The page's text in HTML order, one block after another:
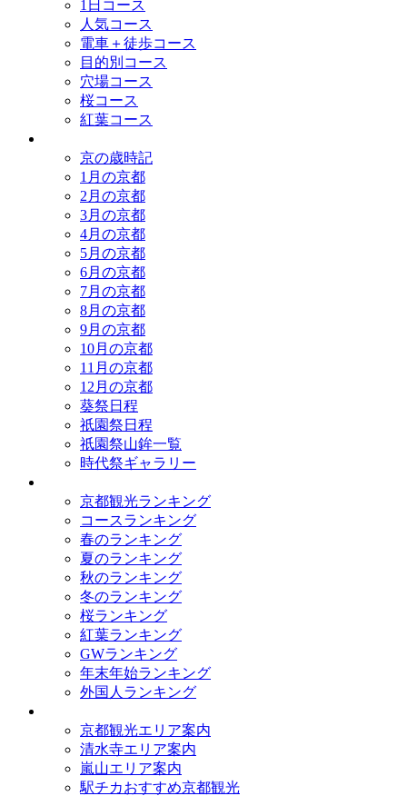
1日コース
人気コース
電車＋徒歩コース
目的別コース
穴場コース
桜コース
紅葉コース
京の歳時記
1月の京都
2月の京都
3月の京都
4月の京都
5月の京都
6月の京都
7月の京都
8月の京都
9月の京都
10月の京都
11月の京都
12月の京都
葵祭日程
祇園祭日程
祇園祭山鉾一覧
時代祭ギャラリー
京都観光ランキング
コースランキング
春のランキング
夏のランキング
秋のランキング
冬のランキング
桜ランキング
紅葉ランキング
GWランキング
年末年始ランキング
外国人ランキング
京都観光エリア案内
清水寺エリア案内
嵐山エリア案内
駅チカおすすめ京都観光